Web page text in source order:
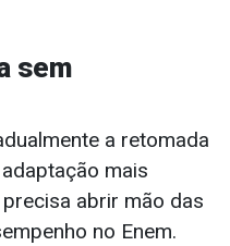
sem
a retomada
mais
abrir mão das
no Enem.